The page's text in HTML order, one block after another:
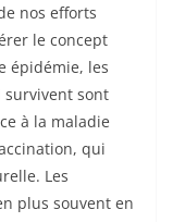
nos efforts
le concept
épidémie, les
survivent sont
à la maladie
qui
Les
plus souvent en